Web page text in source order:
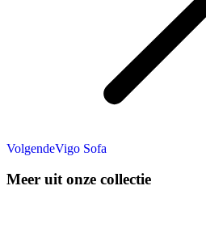
VolgendeNext
Vigo Sofa
Meer uit onze collectie